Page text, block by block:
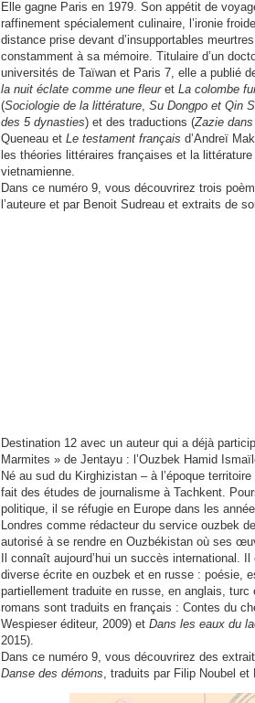
Elle gagne Paris en 1979. Son appétit de
raffinement spécialement culinaire, l’ironie
distance prise devant d’insupportables
constamment à sa mémoire. Titulaire d’un
universités de Taïwan et Paris 7, elle a publié
la nuit éclate comme une fleuret La colombe
(Sociologie de la littérature, Su Dongpo et Qin
des 5 dynasties) et des traductions (Zazie
Queneau et Le testament français d’Andreï
les théories littéraires françaises et la
vietnamienne.
Dans ce numéro 9, vous découvrirez trois
l’auteure et par Benoit Sudreau et extraits de
Destination 12 avec un auteur qui a déjà
Marmites » de Jentayu : l’Ouzbek Hamid
Né au sud du Kirghizistan – à l’époque
fait des études de journalisme à Tachkent.
politique, il se réfugie en Europe dans les
Londres comme rédacteur du service ouzbek
autorisé à se rendre en Ouzbékistan où ses
Il connaît aujourd’hui un succès international.
diverse écrite en ouzbek et en russe : poésie,
partiellement traduite en russe, en anglais,
romans sont traduits en français : Contes du
Wespieser éditeur, 2009) et Dans les eaux du
2015).
Dans ce numéro 9, vous découvrirez des
Danse des démons, traduits par Filip Noubel et